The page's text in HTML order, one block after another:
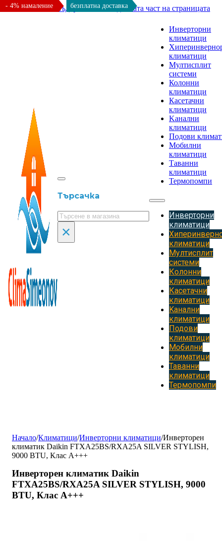
Към основното съдържание Към долната част на страницата
Търсачка
Търсене
×
Инверторни
климатици
климатици
Мултисплит
системи
Колонни
климатици
Касетачни
климатици
Kанални
климатици
Подови
Мобилни
климатици
Таванни
климатици
Термопомпи
Инверторни
климатици
климатици
Мултисплит
системи
Колонни
климатици
Касетачни
климатици
Kанални
климатици
Подови
климатици
Мобилни
климатици
Таванни
климатици
Термопомпи
Начало/Климатици/Инверторни климатици/Инверторен
климатик Daikin FTXA25BS/RXA25A SILVER STYLISH,
9000 BTU, Клас A+++
Инверторен климатик Daikin
FTXA25BS/RXA25A SILVER STYLISH, 9000
BTU, Клас A+++
- 4% намаление безплатна доставка